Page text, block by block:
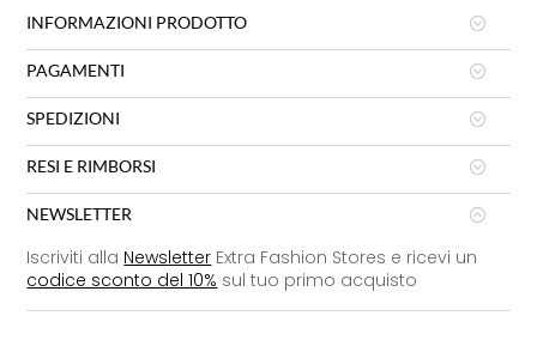
INFORMAZIONI PRODOTTO
PAGAMENTI
SPEDIZIONI
RESI E RIMBORSI
NEWSLETTER
Iscriviti alla Newsletter Extra Fashion Stores e ricevi un
codice sconto del 10% sul tuo primo acquisto